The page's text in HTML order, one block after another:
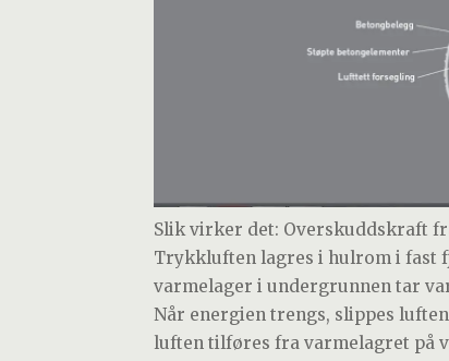
Slik virker det: Overskuddskraft
Trykkluften lagres i hulrom i fast
varmelager i undergrunnen tar
Når energien trengs, slippes
luften tilføres fra varmelagret på